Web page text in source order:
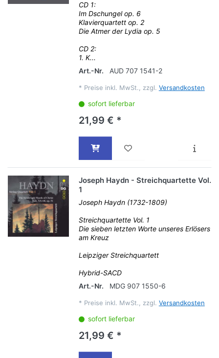
CD 1:
Im Dschungel op. 6
Klavierquartett op. 2
Die Atmer der Lydia op. 5
CD 2:
1. K...
Art.-Nr.
AUD 707 1541-2
* Preise inkl. MwSt., zzgl. Versandkosten
sofort lieferbar
21,99 € *
Joseph Haydn - Streichquartette Vol.
1
Joseph Haydn (1732-1809)
Streichquartette Vol. 1
Die sieben letzten Worte unseres Erlösers
am Kreuz
Leipziger Streichquartett
Hybrid-SACD
Art.-Nr.
MDG 907 1550-6
* Preise inkl. MwSt., zzgl. Versandkosten
sofort lieferbar
21,99 € *